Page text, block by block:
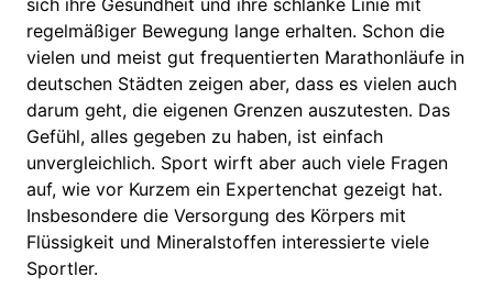
g
e
n
regelmäßiger Bewegung lange erhalten. Schon die
vielen und meist gut frequentierten Marathonläufe in
deutschen Städten zeigen aber, dass es vielen auch
darum geht, die eigenen Grenzen auszutesten. Das
Gefühl, alles gegeben zu haben, ist einfach
unvergleichlich. Sport wirft aber auch viele Fragen
auf, wie vor Kurzem ein Expertenchat gezeigt hat.
Insbesondere die Versorgung des Körpers mit
Flüssigkeit und Mineralstoffen interessierte viele
Sportler.